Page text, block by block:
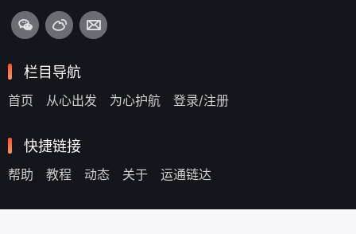
栏目导航
首页 从心出发 为心护航 登录/注册
快捷链接
帮助 教程 动态 关于 运通链达